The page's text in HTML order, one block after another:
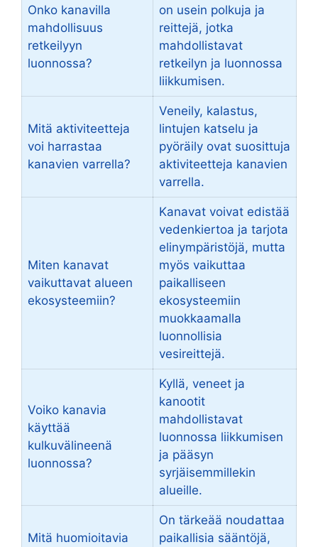
Onko kanavilla
mahdollisuus
retkeilyyn
luonnossa?
on usein polkuja ja
reittejä, jotka
mahdollistavat
retkeilyn ja luonnossa
liikkumisen.
Mitä aktiviteetteja
voi harrastaa
kanavien varrella?
Veneily, kalastus,
lintujen katselu ja
pyöräily ovat suosittuja
aktiviteetteja kanavien
varrella.
Miten kanavat
vaikuttavat alueen
ekosysteemiin?
Kanavat voivat edistää
vedenkiertoa ja tarjota
elinympäristöjä, mutta
myös vaikuttaa
paikalliseen
ekosysteemiin
muokkaamalla
luonnollisia
vesireittejä.
Voiko kanavia
käyttää
kulkuvälineenä
luonnossa?
Kyllä, veneet ja
kanootit
mahdollistavat
luonnossa liikkumisen
ja pääsyn
syrjäisemmillekin
alueille.
Mitä huomioitavia
On tärkeää noudattaa
paikallisia sääntöjä,